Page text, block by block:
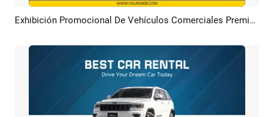
Previsualizar Crear IA Exhibición Promocional De Vehículos Comerciales Premium De Color Amarillo